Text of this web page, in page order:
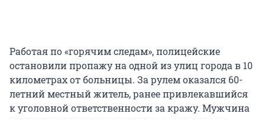
Работая по «горячим следам», полицейские
остановили пропажу на одной из улиц города в 10
километрах от больницы. За рулем оказался 60-
летний местный житель, ранее привлекавшийся
к уголовной ответственности за кражу. Мужчина